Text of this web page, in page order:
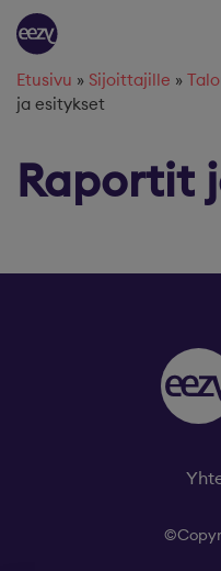
Siirry sisältöön
Etusivu » Sijoittajille »
ja esitykset
Raportit